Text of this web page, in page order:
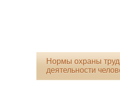
Нормы охраны
деятельности